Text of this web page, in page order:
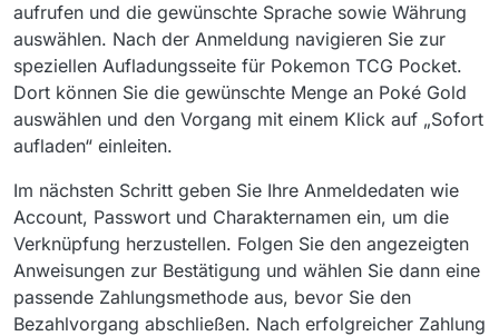
aufrufen und die gewünschte Sprache sowie Währung
auswählen. Nach der Anmeldung navigieren Sie zur
speziellen Aufladungsseite für Pokemon TCG Pocket.
Dort können Sie die gewünschte Menge an Poké Gold
auswählen und den Vorgang mit einem Klick auf „Sofort
aufladen“ einleiten.
Im nächsten Schritt geben Sie Ihre Anmeldedaten wie
Account, Passwort und Charakternamen ein, um die
Verknüpfung herzustellen. Folgen Sie den angezeigten
Anweisungen zur Bestätigung und wählen Sie dann eine
passende Zahlungsmethode aus, bevor Sie den
Bezahlvorgang abschließen. Nach erfolgreicher Zahlung